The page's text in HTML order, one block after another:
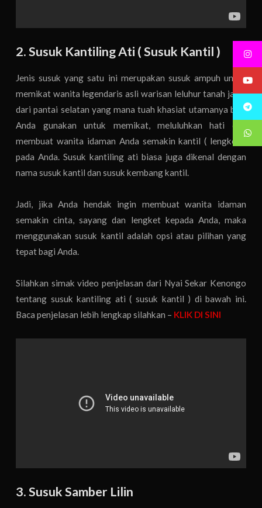
2. Susuk Kantiling Ati ( Susuk Kantil )
Jenis susuk yang satu ini merupakan susuk ampuh untuk
memikat wanita legendaris asli warisan leluhur tanah jawa
dari pantai selatan yang mana tuah khasiat utamanya bisa
Anda gunakan untuk memikat, meluluhkan hati dan
membuat wanita idaman Anda semakin kantil ( lengket )
pada Anda. Susuk kantiling ati biasa juga dikenal dengan
nama susuk kantil dan susuk kembang kantil.
Jadi, jika Anda hendak ingin membuat wanita idaman
semakin cinta, sayang dan lengket kepada Anda, maka
menggunakan susuk kantil adalah opsi atau pilihan yang
tepat bagi Anda.
Silahkan simak video penjelasan dari Nyai Sekar Kenongo
tentang susuk kantiling ati ( susuk kantil ) di bawah ini.
Baca penjelasan lebih lengkap silahkan – KLIK DI SINI
3. Susuk Samber Lilin